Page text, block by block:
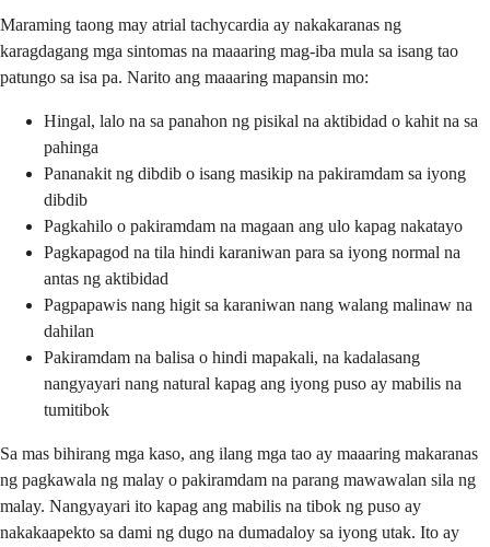
Maraming taong may atrial tachycardia ay nakakaranas ng
karagdagang mga sintomas na maaaring mag-iba mula sa isang tao
patungo sa isa pa. Narito ang maaaring mapansin mo:
Hingal, lalo na sa panahon ng pisikal na aktibidad o kahit na sa
pahinga
Pananakit ng dibdib o isang masikip na pakiramdam sa iyong
dibdib
Pagkahilo o pakiramdam na magaan ang ulo kapag nakatayo
Pagkapagod na tila hindi karaniwan para sa iyong normal na
antas ng aktibidad
Pagpapawis nang higit sa karaniwan nang walang malinaw na
dahilan
Pakiramdam na balisa o hindi mapakali, na kadalasang
nangyayari nang natural kapag ang iyong puso ay mabilis na
tumitibok
Sa mas bihirang mga kaso, ang ilang mga tao ay maaaring makaranas
ng pagkawala ng malay o pakiramdam na parang mawawalan sila ng
malay. Nangyayari ito kapag ang mabilis na tibok ng puso ay
nakakaapekto sa dami ng dugo na dumadaloy sa iyong utak. Ito ay